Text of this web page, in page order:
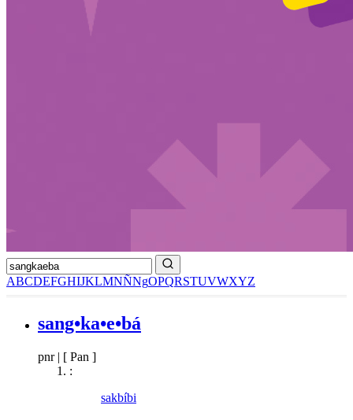
ABCDEFGHIJKLMNÑNgOPQRSTUVWXYZ
sang•ka•e•bá
pnr | [ Pan ]
:
sakbíbi